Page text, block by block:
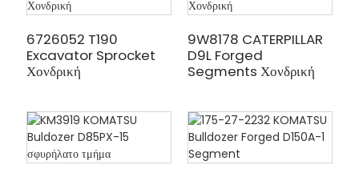
6726052 T190
Excavator Sprocket
Χονδρική
9W8178 CATERPILLAR
D9L Forged
Segments Χονδρική